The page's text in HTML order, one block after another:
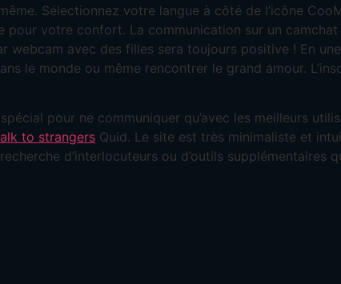
Sélectionnez votre langue à côté de l’icône
pour votre confort. La communication sur un
avec des filles sera toujours positive ! En
le monde ou même rencontrer le grand amour.
pour ne communiquer qu’avec les meilleurs
to strangers Quid. Le site est très minimaliste et
d’interlocuteurs ou d’outils supplémentaires